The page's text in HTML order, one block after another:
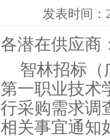
发表时间：
各潜在供应商
智林招标（
第一职业技术
行采购需求调
相关事宜通知